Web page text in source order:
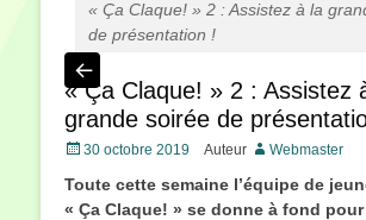
« Ça Claque! » 2 : Assistez à la
de présentation !
« Ça Claque! » 2 : Assistez
grande soirée de
Posté30 octobre 2019 Auteur Webmaster
Toute cette semaine l’équipe de
« Ça Claque! » se donne à fond